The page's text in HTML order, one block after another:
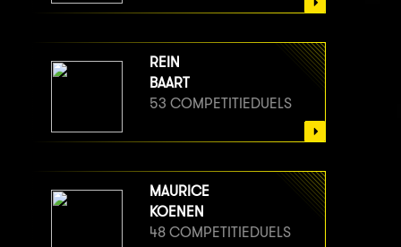
REIN
BAART
53 COMPETITIEDUELS
MAURICE
KOENEN
48 COMPETITIEDUELS